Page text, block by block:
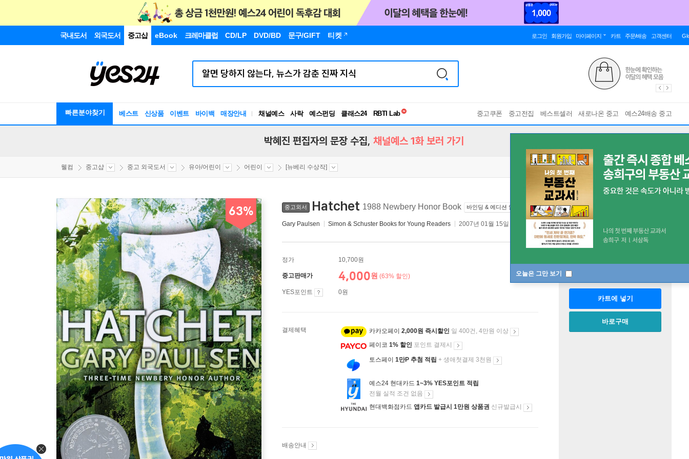
국내도서 외국도서 중고샵 eBook 크레마클럽 CD/LP DVD/BD 문구/GIFT 티켓 로그인 회원가입 마이페이지 카트 주문/배송 고객센터
빠른분야찾기 베스트 신상품 이벤트 바이백 매장안내 채널예스 사락 예스펀딩 클래스24
RBTI Lab
독서유형검사
중고쿠폰 중고전집 베스트셀러 새로나온 중고 예스24배송 중고
오늘은 그만 보기
박혜진 편집자의 문장 수집, 채널예스 1화 보러 가기
웰컴 중고샵 중고 외국도서 유아/어린이 어린이 [뉴베리 수상작]
63% 중고외서 Hatchet 1988 Newbery Honor Book 바인딩 & 에디션 안내
Gary Paulsen Simon & Schuster Books for Young Readers 2007년 01월 15일 번역서 : 손도끼
정가 10,700원
중고판매가 4,000원 (63% 할인)
YES포인트 0원
결제혜택 카카오페이 2,000원 즉시할인 일 400건, 4만원 이상
페이코 1% 할인 포인트 결제시
토스페이 1만P 추첨 적립 + 생애첫결제 3천원
예스24 현대카드 1~3% YES포인트 적립
전월 실적 조건 없음
현대백화점카드 앱카드 발급시 1만원 상품권 신규발급시
배송안내
수량
카트에 넣기
바로구매